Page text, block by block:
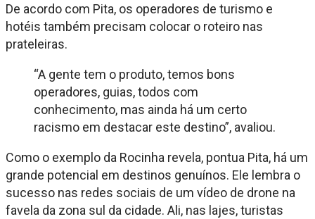
De acordo com Pita, os operadores de turismo e
hotéis também precisam colocar o roteiro nas
prateleiras.
“A gente tem o produto, temos bons
operadores, guias, todos com
conhecimento, mas ainda há um certo
racismo em destacar este destino”, avaliou.
Como o exemplo da Rocinha revela, pontua Pita, há um
grande potencial em destinos genuínos. Ele lembra o
sucesso nas redes sociais de um vídeo de drone na
favela da zona sul da cidade. Ali, nas lajes, turistas